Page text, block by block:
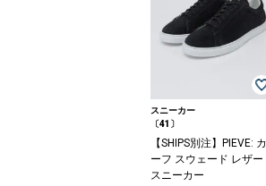
スニーカー
〔41〕
【SHIPS別注】PIEVE: カ
ーフ スウェード レザー
スニーカー